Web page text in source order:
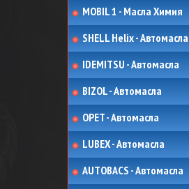
MOBIL 1 - Масла Химия
SHELL Helix - Автомасла
IDEMITSU - Автомасла
BIZOL - Автомасла
OPET - Автомасла
LUBEX - Автомасла
AUTOBACS - Автомасла